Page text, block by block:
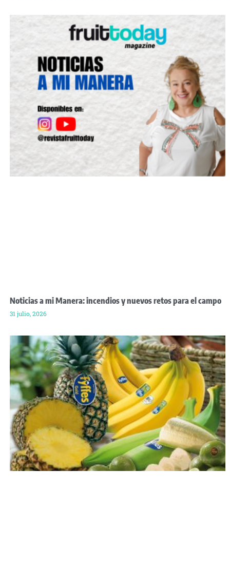
Noticias a mi Manera: incendios y nuevos retos para el campo
31 julio, 2026